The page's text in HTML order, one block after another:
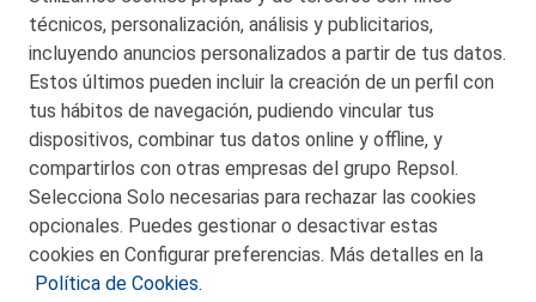
CONTACTO
MAPA WEB
POLITICA DE PRIVACIDAD
técnicos, personalización, análisis y publicitarios,
incluyendo anuncios personalizados a partir de tus datos.
Estos últimos pueden incluir la creación de un perfil con
tus hábitos de navegación, pudiendo vincular tus
dispositivos, combinar tus datos online y offline, y
compartirlos con otras empresas del grupo Repsol.
Selecciona Solo necesarias para rechazar las cookies
opcionales. Puedes gestionar o desactivar estas
cookies en Configurar preferencias. Más detalles en la
Política de Cookies.